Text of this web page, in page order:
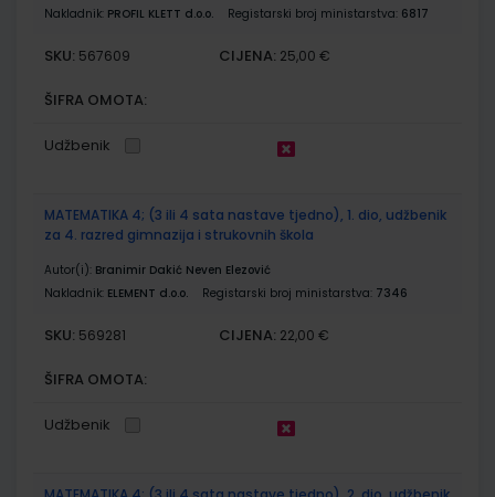
Nakladnik: PROFIL KLETT d.o.o. Registarski broj ministarstva: 6817
SKU: 567609 CIJENA: 25,00 €
ŠIFRA OMOTA:
Udžbenik
MATEMATIKA 4; (3 ili 4 sata nastave tjedno), 1. dio, udžbenik
za 4. razred gimnazija i strukovnih škola
Autor(i): Branimir Dakić Neven Elezović
Nakladnik: ELEMENT d.o.o. Registarski broj ministarstva: 7346
SKU: 569281 CIJENA: 22,00 €
ŠIFRA OMOTA:
Udžbenik